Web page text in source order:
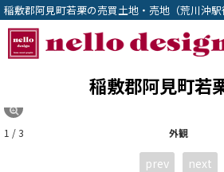
稲敷郡阿見町若栗の売買土地・売地（荒川沖
稲敷郡阿見町若
外観
1 / 3
prev next